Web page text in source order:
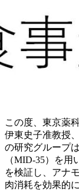
この度、東京
伊東史子准教授
の研究グループ
（MID-35）を
を検証し、アナ
肉消耗を効果的